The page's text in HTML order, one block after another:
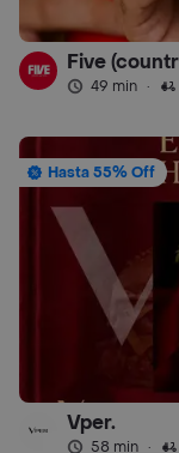
Five
49 min ·
Hasta 55% Off
Vper.
58 min ·